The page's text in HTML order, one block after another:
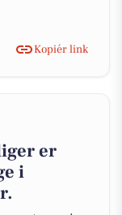
Kopiér link
er
i